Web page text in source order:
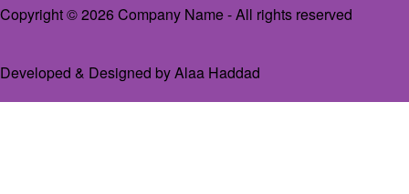
Copyright © 2026 Company Name - All rights reserved
Developed & Designed byAlaa Haddad